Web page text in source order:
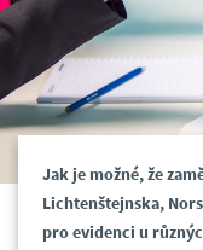
Jak je možné, že
Lichtenštejnska,
pro evidenci u